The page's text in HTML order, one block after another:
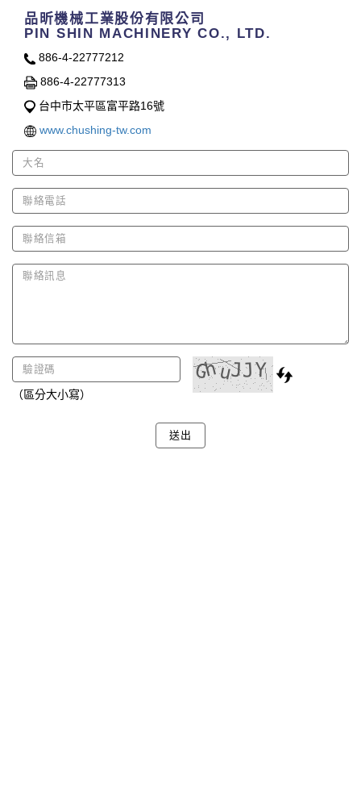
品昕機械工業股份有限公司
PIN SHIN MACHINERY CO., LTD.
886-4-22777212
886-4-22777313
台中市太平區富平路16號
www.chushing-tw.com
（區分大小寫）
送出